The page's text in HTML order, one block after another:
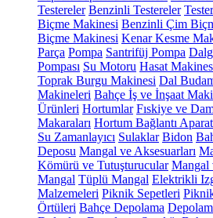
Testereler Benzinli Testereler
Biçme Makinesi Benzinli Çim
Biçme Makinesi Kenar Kesme
Parça Pompa Santrifüj Pompa
Pompası Su Motoru Hasat
Toprak Burgu Makinesi Dal
Makineleri Bahçe İş ve İnşaat
Ürünleri Hortumlar Fıskiye ve
Makaraları Hortum Bağlantı
Su Zamanlayıcı Sulaklar Bidon
Deposu Mangal ve Aksesuarları
Kömürü ve Tutuşturucular Mangal
Mangal Tüplü Mangal Elektrikli
Malzemeleri Piknik Sepetleri
Örtüleri Bahçe Depolama